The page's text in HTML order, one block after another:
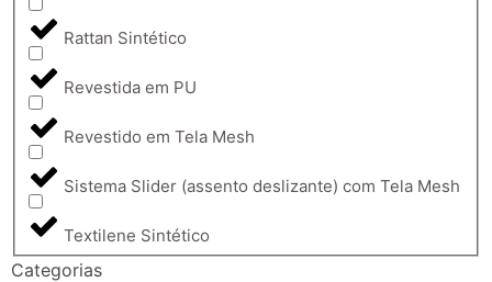
Rattan Sintético
Revestida em PU
Revestido em Tela Mesh
Sistema Slider (assento deslizante) com Tela Mesh
Textilene Sintético
Categorias